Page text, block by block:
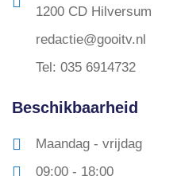
1200 CD Hilversum
redactie@gooitv.nl
Tel: 035 6914732
Beschikbaarheid
Maandag - vrijdag
09:00 - 18:00